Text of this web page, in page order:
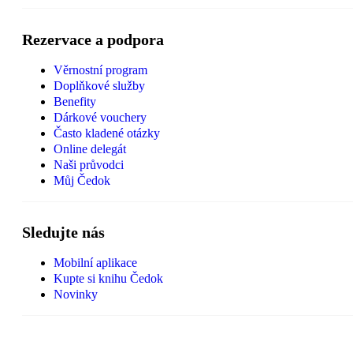
Rezervace a podpora
Věrnostní program
Doplňkové služby
Benefity
Dárkové vouchery
Často kladené otázky
Online delegát
Naši průvodci
Můj Čedok
Sledujte nás
Mobilní aplikace
Kupte si knihu Čedok
Novinky